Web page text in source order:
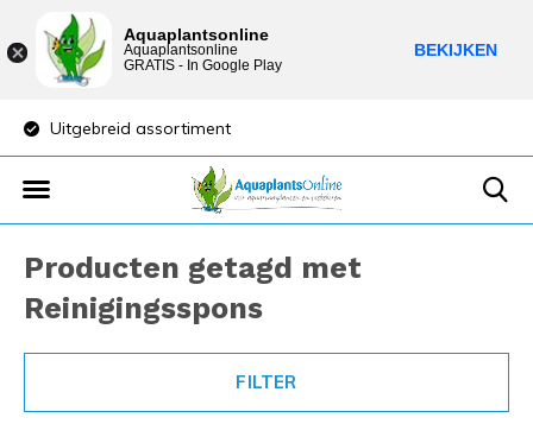
Uitgebreid assortiment
Producten getagd met
Reinigingsspons
FILTER
Aquaplantsonline
Aquaplantsonline
GRATIS - In Google Play
BEKIJKEN